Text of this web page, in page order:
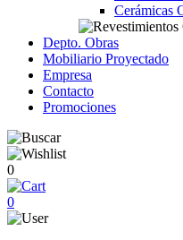
Cerámicas
Depto. Obras
Mobiliario Proyectado
Empresa
Contacto
Promociones
0
0